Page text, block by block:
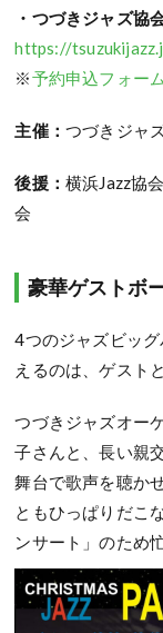
・つづきジャズ協
https://
※予約申込フォーム
主催：つづきジャ
後援：横浜Jazz協
会
豪華ゲストボ
4つのジャズビッ
えるのは、ゲスト
つづきジャズオー
子さんと、長い親
舞台で歌声を聴か
ともひっぱりだこ
ンサート」のため